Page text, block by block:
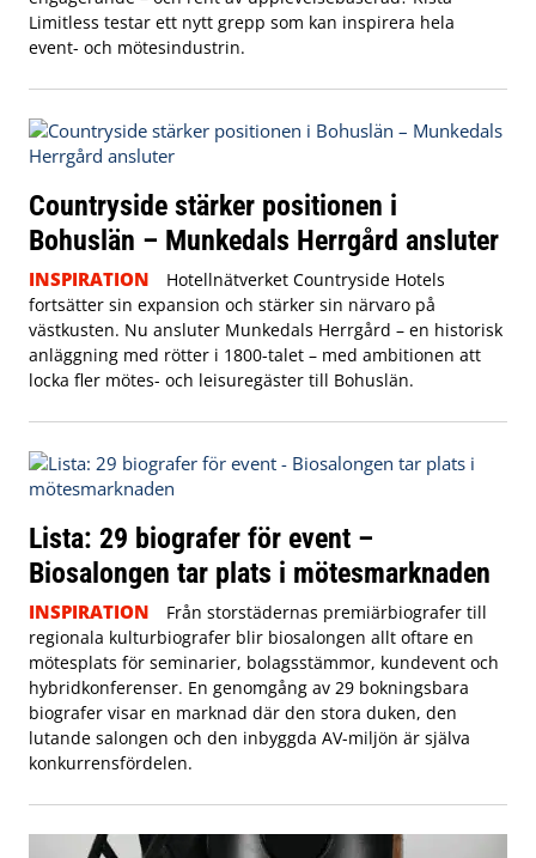
Limitless testar ett nytt grepp som kan inspirera hela
event- och mötesindustrin.
Countryside stärker positionen i
Bohuslän – Munkedals Herrgård ansluter
INSPIRATION
Hotellnätverket Countryside Hotels
fortsätter sin expansion och stärker sin närvaro på
västkusten. Nu ansluter Munkedals Herrgård – en historisk
anläggning med rötter i 1800-talet – med ambitionen att
locka fler mötes- och leisuregäster till Bohuslän.
Lista: 29 biografer för event –
Biosalongen tar plats i mötesmarknaden
INSPIRATION
Från storstädernas premiärbiografer till
regionala kulturbiografer blir biosalongen allt oftare en
mötesplats för seminarier, bolagsstämmor, kundevent och
hybridkonferenser. En genomgång av 29 bokningsbara
biografer visar en marknad där den stora duken, den
lutande salongen och den inbyggda AV-miljön är själva
konkurrensfördelen.